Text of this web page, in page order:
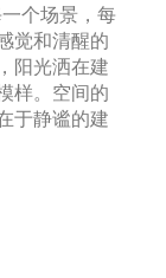
个场景，每
觉和清醒的
阳光洒在建
样。空间的
于静谧的建